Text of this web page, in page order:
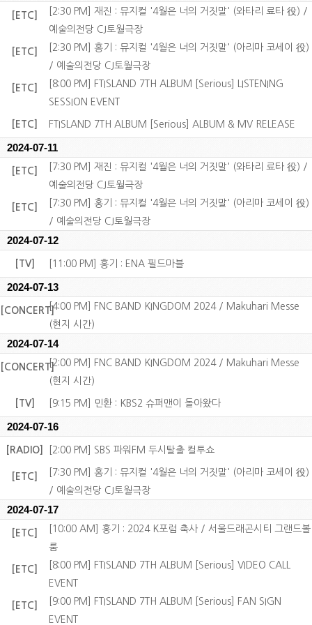
[ETC]
[2:30 PM] 재진 : 뮤지컬 '4월은 너의 거짓말' (와타리 료타 役) /
예술의전당 CJ토월극장
[ETC]
[2:30 PM] 홍기 : 뮤지컬 '4월은 너의 거짓말' (아리마 코세이 役)
/ 예술의전당 CJ토월극장
[ETC]
[8:00 PM] FTISLAND 7TH ALBUM [Serious] LISTENING
SESSION EVENT
[ETC] FTISLAND 7TH ALBUM [Serious] ALBUM & MV RELEASE
2024-07-11
[ETC]
[7:30 PM] 재진 : 뮤지컬 '4월은 너의 거짓말' (와타리 료타 役) /
예술의전당 CJ토월극장
[ETC]
[7:30 PM] 홍기 : 뮤지컬 '4월은 너의 거짓말' (아리마 코세이 役)
/ 예술의전당 CJ토월극장
2024-07-12
[TV] [11:00 PM] 홍기 : ENA 필드마블
2024-07-13
[CONCERT][4:00 PM] FNC BAND KINGDOM 2024 / Makuhari Messe
(현지 시간)
2024-07-14
[CONCERT][2:00 PM] FNC BAND KINGDOM 2024 / Makuhari Messe
(현지 시간)
[TV] [9:15 PM] 민환 : KBS2 슈퍼맨이 돌아왔다
2024-07-16
[RADIO] [2:00 PM] SBS 파워FM 두시탈출 컬투쇼
[ETC]
[7:30 PM] 홍기 : 뮤지컬 '4월은 너의 거짓말' (아리마 코세이 役)
/ 예술의전당 CJ토월극장
2024-07-17
[ETC]
[10:00 AM] 홍기 : 2024 K포럼 축사 / 서울드래곤시티 그랜드볼
룸
[ETC]
[8:00 PM] FTISLAND 7TH ALBUM [Serious] VIDEO CALL
EVENT
[ETC]
[9:00 PM] FTISLAND 7TH ALBUM [Serious] FAN SIGN
EVENT